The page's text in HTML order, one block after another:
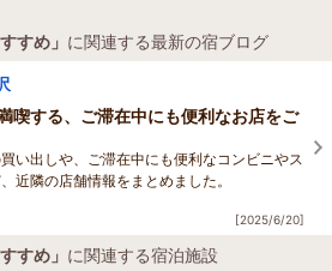
すめ」 に関連する最新の宿ブログ
喫する、ご滞在中にも便利なお店をご
い出しや、ご滞在中にも便利なコンビニやス
近隣の店舗情報をまとめました。
沢
店
家との連携で新鮮な食材が揃います。夜22
[2025/6/20]
すめ」 に関連する宿泊施設